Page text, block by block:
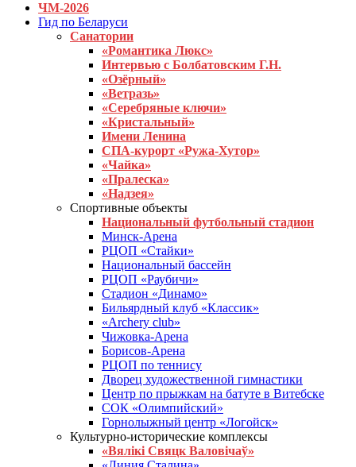
ЧМ-2026
Гид по Беларуси
Санатории
«Романтика Люкс»
Интервью с Болбатовским Г.Н.
«Озёрный»
«Ветразь»
«Серебряные ключи»
«Кристальный»
Имени Ленина
СПА-курорт «Ружа-Хутор»
«Чайка»
«Пралеска»
«Надзея»
Спортивные объекты
Национальный футбольный стадион
Минск-Арена
РЦОП «Стайки»
Национальный бассейн
РЦОП «Раубичи»
Стадион «Динамо»
Бильярдный клуб «Классик»
«Archery club»
Чижовка-Арена
Борисов-Арена
РЦОП по теннису
Дворец художественной гимнастики
Центр по прыжкам на батуте в Витебске
СОК «Олимпийский»
Горнолыжный центр «Логойск»
Культурно-исторические комплексы
«Вялікі Свяцк Валовічаў»